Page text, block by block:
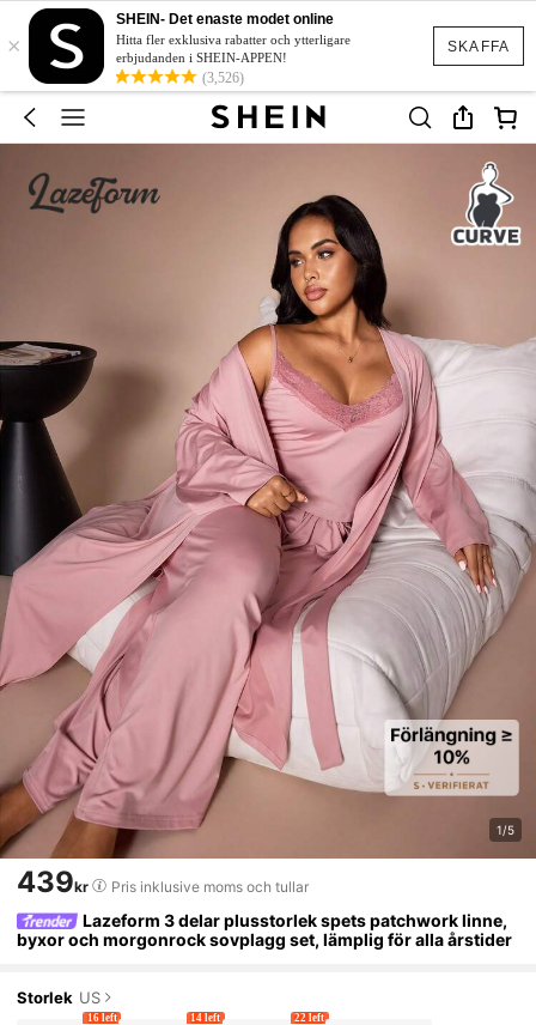
SKAFFA
×
SHEIN- Det enaste modet online
Hitta fler exklusiva rabatter och ytterligare
erbjudanden i SHEIN-APPEN!
(3,526)
1/5
439kr Pris inklusive moms och tullar
Lazeform 3 delar plusstorlek spets patchwork linne,
byxor och morgonrock sovplagg set, lämplig för alla årstider
Storlek US
16 left 14 left 22 left